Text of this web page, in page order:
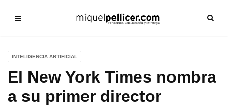
INTELIGENCIA ARTIFICIAL
El New York Times nombra
a su primer director